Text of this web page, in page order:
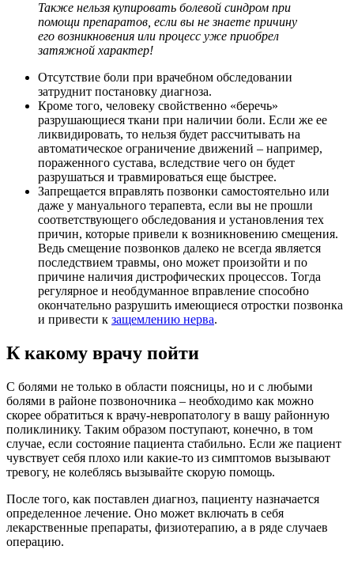
Также нельзя купировать болевой синдром при
помощи препаратов, если вы не знаете причину
его возникновения или процесс уже приобрел
затяжной характер!
Отсутствие боли при врачебном обследовании
затруднит постановку диагноза.
Кроме того, человеку свойственно «беречь»
разрушающиеся ткани при наличии боли. Если же ее
ликвидировать, то нельзя будет рассчитывать на
автоматическое ограничение движений – например,
пораженного сустава, вследствие чего он будет
разрушаться и травмироваться еще быстрее.
Запрещается вправлять позвонки самостоятельно или
даже у мануального терапевта, если вы не прошли
соответствующего обследования и установления тех
причин, которые привели к возникновению смещения.
Ведь смещение позвонков далеко не всегда является
последствием травмы, оно может произойти и по
причине наличия дистрофических процессов. Тогда
регулярное и необдуманное вправление способно
окончательно разрушить имеющиеся отростки позвонка
и привести к защемлению нерва.
К какому врачу пойти
С болями не только в области поясницы, но и с любыми
болями в районе позвоночника – необходимо как можно
скорее обратиться к врачу-невропатологу в вашу районную
поликлинику. Таким образом поступают, конечно, в том
случае, если состояние пациента стабильно. Если же пациент
чувствует себя плохо или какие-то из симптомов вызывают
тревогу, не колеблясь вызывайте скорую помощь.
После того, как поставлен диагноз, пациенту назначается
определенное лечение. Оно может включать в себя
лекарственные препараты, физиотерапию, а в ряде случаев
операцию.